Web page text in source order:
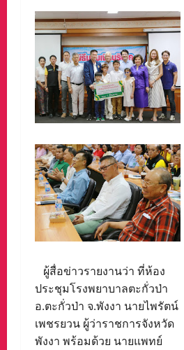
ผู้สื่อข่าวรายงานว่า ที่ห้อง
ประชุมโรงพยาบาลตะกั่วป่า
อ.ตะกั่วป่า จ.พังงา นายไพรัตน์
เพชรยวน ผู้ว่าราชการจังหวัด
พังงา พร้อมด้วย นายแพทย์